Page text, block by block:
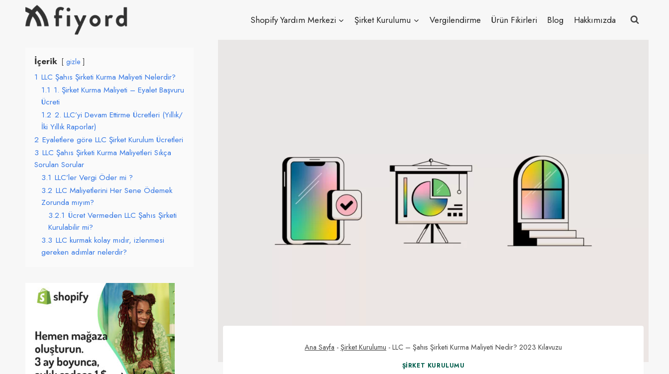
Shopify Yardım Merkezi Şirket Kurulumu Vergilendirme Ürün Fikirleri Blog Hakkımızda
Ana Sayfa -Şirket Kurulumu -LLC – Şahıs Şirketi Kurma Maliyeti Nedir? 2023 Kılavuzu
ŞIRKET KURULUMU
İçerik gizle
1 LLC Şahıs Şirketi Kurma Maliyeti Nelerdir?
1.1 1. Şirket Kurma Maliyeti – Eyalet Başvuru
Ücreti
1.2 2. LLC’yi Devam Ettirme Ücretleri (Yıllık/
İki Yıllık Raporlar)
2 Eyaletlere göre LLC Şirket Kurulum Ücretleri
3 LLC Şahıs Şirketi Kurma Maliyetleri Sıkça
Sorulan Sorular
3.1 LLC’ler Vergi Öder mi ?
3.2 LLC Maliyetlerini Her Sene Ödemek
Zorunda mıyım?
3.2.1 Ücret Vermeden LLC Şahıs Şirketi
Kurulabilir mi?
3.3 LLC kurmak kolay mıdır, izlenmesi
gereken adımlar nelerdir?